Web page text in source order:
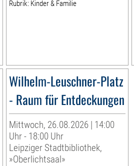
Rubrik: Kinder & Familie
Wilhelm-Leuschner-Platz
- Raum für Entdeckungen
Mittwoch, 26.08.2026 | 14:00
Uhr - 18:00 Uhr
Leipziger Stadtbibliothek,
»Oberlichtsaal»